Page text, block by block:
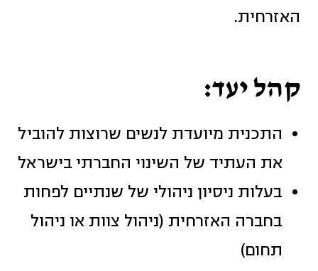
האזרחית.
קהל יעד:
התכנית מיועדת לנשים שרוצות להוביל
את העתיד של השינוי החברתי בישראל
בעלות ניסיון ניהולי של שנתיים לפחות
בחברה האזרחית (ניהול צוות או ניהול
תחום)